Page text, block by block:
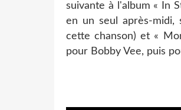
suivante à l'album « In
en un seul après-midi,
cette chanson) et «
pour Bobby Vee, puis